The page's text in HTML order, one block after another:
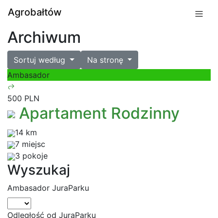
Agrobałtów
Archiwum
Sortuj według
Na stronę
Ambasador
500 PLN
Apartament Rodzinny
14 km
7 miejsc
3 pokoje
Wyszukaj
Ambasador JuraParku
Odległość od JuraParku